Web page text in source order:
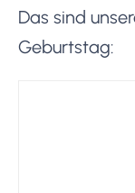
Das sind
Geburtstag: